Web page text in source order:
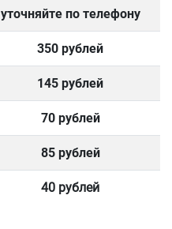
уточняйте по телефону
350 рублей
145 рублей
70 рублей
85 рублей
40 рублей